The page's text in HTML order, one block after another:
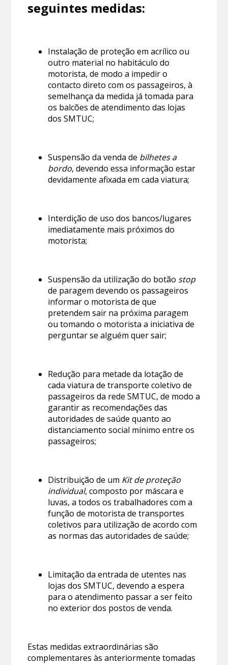
seguintes medidas:
Instalação de proteção em acrílico ou
outro material no habitáculo do
motorista, de modo a impedir o
contacto direto com os passageiros, à
semelhança da medida já tomada para
os balcões de atendimento das lojas
dos SMTUC;
Suspensão da venda de bilhetes a
bordo, devendo essa informação estar
devidamente afixada em cada viatura;
Interdição de uso dos bancos/lugares
imediatamente mais próximos do
motorista;
Suspensão da utilização do botão stop
de paragem devendo os passageiros
informar o motorista de que
pretendem sair na próxima paragem
ou tomando o motorista a iniciativa de
perguntar se alguém quer sair;
Redução para metade da lotação de
cada viatura de transporte coletivo de
passageiros da rede SMTUC, de modo a
garantir as recomendações das
autoridades de saúde quanto ao
distanciamento social mínimo entre os
passageiros;
Distribuição de um Kit de proteção
individual, composto por máscara e
luvas, a todos os trabalhadores com a
função de motorista de transportes
coletivos para utilização de acordo com
as normas das autoridades de saúde;
Limitação da entrada de utentes nas
lojas dos SMTUC, devendo a espera
para o atendimento passar a ser feito
no exterior dos postos de venda.
Estas medidas extraordinárias são
complementares às anteriormente tomadas